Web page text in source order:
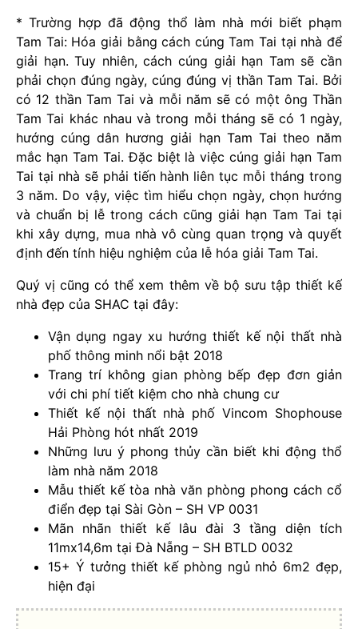
* Trường hợp đã động thổ làm nhà mới biết phạm
Tam Tai: Hóa giải bằng cách cúng Tam Tai tại nhà để
giải hạn. Tuy nhiên, cách cúng giải hạn Tam sẽ cần
phải chọn đúng ngày, cúng đúng vị thần Tam Tai. Bởi
có 12 thần Tam Tai và mỗi năm sẽ có một ông Thần
Tam Tai khác nhau và trong mỗi tháng sẽ có 1 ngày,
hướng cúng dân hương giải hạn Tam Tai theo năm
mắc hạn Tam Tai. Đặc biệt là việc cúng giải hạn Tam
Tai tại nhà sẽ phải tiến hành liên tục mỗi tháng trong
3 năm. Do vậy, việc tìm hiểu chọn ngày, chọn hướng
và chuẩn bị lễ trong cách cũng giải hạn Tam Tai tại
khi xây dựng, mua nhà vô cùng quan trọng và quyết
định đến tính hiệu nghiệm của lễ hóa giải Tam Tai.
Quý vị cũng có thể xem thêm về bộ sưu tập thiết kế
nhà đẹp của SHAC tại đây:
Vận dụng ngay xu hướng thiết kế nội thất nhà
phố thông minh nổi bật 2018
Trang trí không gian phòng bếp đẹp đơn giản
với chi phí tiết kiệm cho nhà chung cư
Thiết kế nội thất nhà phố Vincom Shophouse
Hải Phòng hót nhất 2019
Những lưu ý phong thủy cần biết khi động thổ
làm nhà năm 2018
Mẫu thiết kế tòa nhà văn phòng phong cách cổ
điển đẹp tại Sài Gòn – SH VP 0031
Mãn nhãn thiết kế lâu đài 3 tầng diện tích
11mx14,6m tại Đà Nẵng – SH BTLD 0032
15+ Ý tưởng thiết kế phòng ngủ nhỏ 6m2 đẹp,
hiện đại